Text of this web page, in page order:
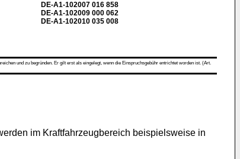
DE-A1-102007 016 858
DE-A1-102009 000 062
DE-A1-102010 035 008
und zu begründen. Er gilt erst als eingelegt, wenn die Einspruchsgebühr entrichtet worden ist. (Art.
im Kraftfahrzeugbereich beispielsweise in